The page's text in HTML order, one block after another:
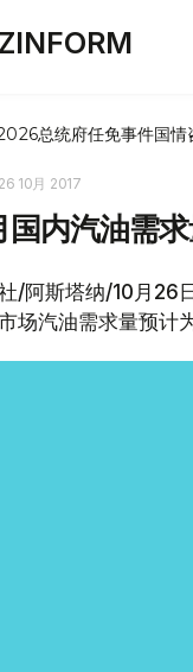
总统府任免事件国情
10月 2017
国内汽油需
/阿斯塔纳/10月26
场汽油需求量预计